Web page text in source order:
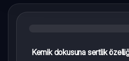
Kemik dokusuna sertlik